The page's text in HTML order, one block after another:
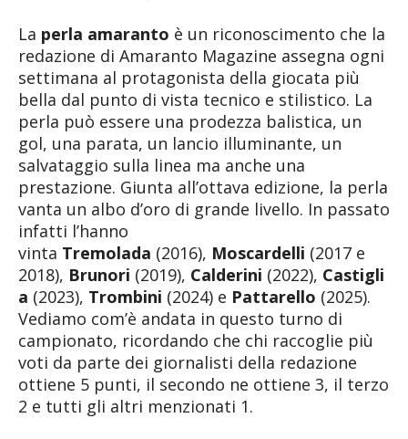
La perla amaranto è un riconoscimento che la
redazione di Amaranto Magazine assegna ogni
settimana al protagonista della giocata più
bella dal punto di vista tecnico e stilistico. La
perla può essere una prodezza balistica, un
gol, una parata, un lancio illuminante, un
salvataggio sulla linea ma anche una
prestazione. Giunta all’ottava edizione, la perla
vanta un albo d’oro di grande livello. In passato
infatti l’hanno
vinta Tremolada (2016), Moscardelli (2017 e
2018), Brunori (2019), Calderini (2022), Castigli
a (2023), Trombini (2024) e Pattarello (2025).
Vediamo com’è andata in questo turno di
campionato, ricordando che chi raccoglie più
voti da parte dei giornalisti della redazione
ottiene 5 punti, il secondo ne ottiene 3, il terzo
2 e tutti gli altri menzionati 1.